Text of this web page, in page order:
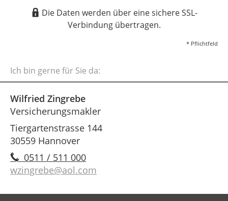
Die Daten werden über eine sichere SSL-
Verbindung übertragen.
* Pflichtfeld
Ich bin gerne für Sie da:
Wilfried Zingrebe
Versicherungsmakler
Tiergartenstrasse 144
30559 Hannover
0511 / 511 000
wzingrebe@aol.com